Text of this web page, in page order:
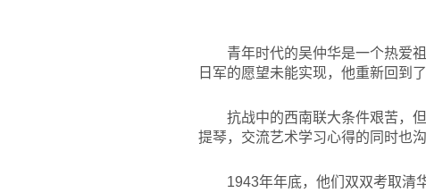
青年时代的吴仲华是一个热爱
日军的愿望未能实现，他重新回到
抗战中的西南联大条件艰苦，
提琴，交流艺术学习心得的同时也
1943年年底，他们双双考取清